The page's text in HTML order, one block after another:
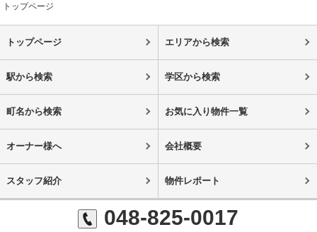
トップページ
トップページ エリアから検索
駅から検索 学区から検索
町名から検索 お気に入り物件一覧
オーナー様へ 会社概要
スタッフ紹介 物件レポート
048-825-0017